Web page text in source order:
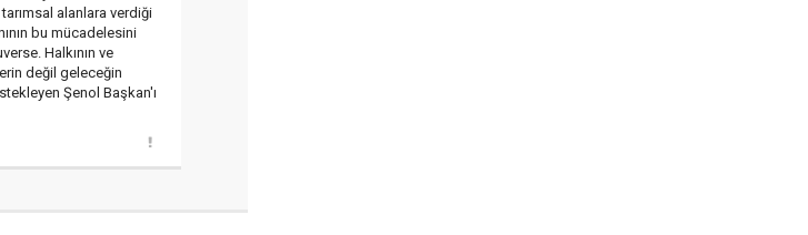
alanlara verdiği
bu mücadelesini
Halkının ve
değil geleceğin
Şenol Başkan'ı